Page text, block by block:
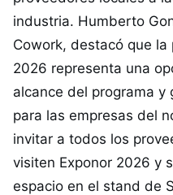
industria. Humberto
Cowork, destacó que
2026 representa una
alcance del programa y
para las empresas del
invitar a todos los
visiten Exponor 2026 y
espacio en el stand de